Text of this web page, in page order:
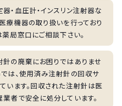
・血圧計・インスリン注射器な
療機器の取り扱いを行っており
薬局窓口にご相談下さい。
の廃棄にお困りではありませ
は、使用済み注射針の回収サ
います。回収された注射針は医
者で安全に処分しています。